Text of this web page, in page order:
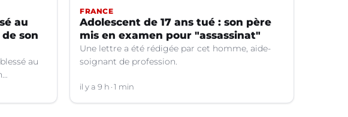
au
son
au
FRANCE
Adolescent de 17 ans tué : son père
mis en examen pour "assassinat"
Une lettre a été rédigée par cet homme, aide-
soignant de profession.
il y a 9 h 1 min